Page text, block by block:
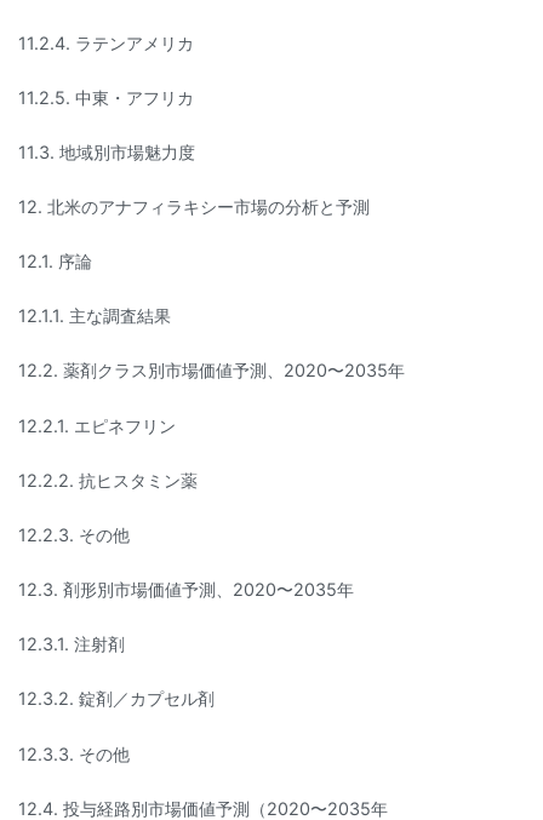
11.2.4. ラテンアメリカ
11.2.5. 中東・アフリカ
11.3. 地域別市場魅力度
12. 北米のアナフィラキシー市場の分析と予測
12.1. 序論
12.1.1. 主な調査結果
12.2. 薬剤クラス別市場価値予測、2020〜2035年
12.2.1. エピネフリン
12.2.2. 抗ヒスタミン薬
12.2.3. その他
12.3. 剤形別市場価値予測、2020〜2035年
12.3.1. 注射剤
12.3.2. 錠剤／カプセル剤
12.3.3. その他
12.4. 投与経路別市場価値予測（2020〜2035年